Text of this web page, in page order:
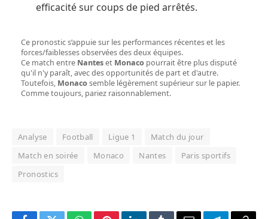
efficacité sur coups de pied arrêtés.
Ce pronostic s’appuie sur les performances récentes et les
forces/faiblesses observées des deux équipes.
Ce match entre Nanteset Monaco pourrait être plus disputé
qu'il n'y paraît, avec des opportunités de part et d'autre.
Toutefois, Monacosemble légèrement supérieur sur le papier.
Comme toujours, pariez raisonnablement.
Analyse Football Ligue 1
Match du jour
Match en soirée
Monaco Nantes
Paris sportifs
Pronostics